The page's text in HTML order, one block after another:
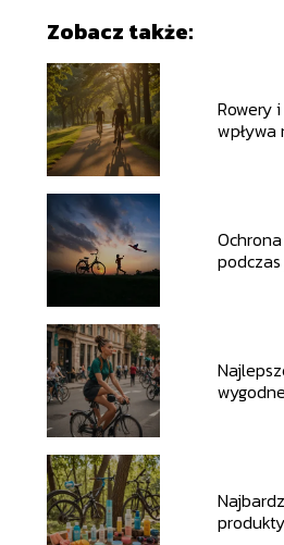
Zobacz także:
Rowery
wpływa